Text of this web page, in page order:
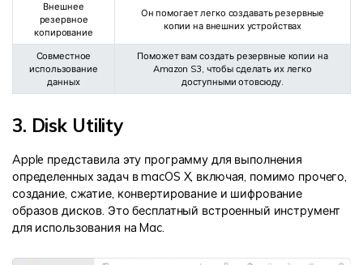
Внешнее
резервное
копирование
Он помогает легко создавать резервные
копии на внешних устройствах
Совместное
использование
данных
Поможет вам создать резервные копии на
Amazon S3, чтобы сделать их легко
доступными отовсюду.
3. Disk Utility
Apple представила эту программу для выполнения
определенных задач в macOS X, включая, помимо прочего,
создание, сжатие, конвертирование и шифрование
образов дисков. Это бесплатный встроенный инструмент
для использования на Mac.